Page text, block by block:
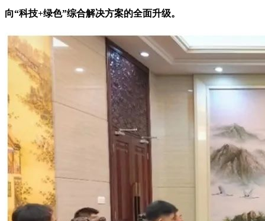
向“科技+绿色”综合解决方案的全面升级。